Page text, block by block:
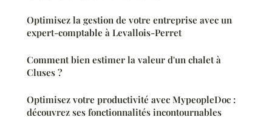
Optimisez la gestion de votre entreprise avec un
expert-comptable à Levallois-Perret
Comment bien estimer la valeur d'un chalet à
Cluses ?
Optimisez votre productivité avec MypeopleDoc :
découvrez ses fonctionnalités incontournables